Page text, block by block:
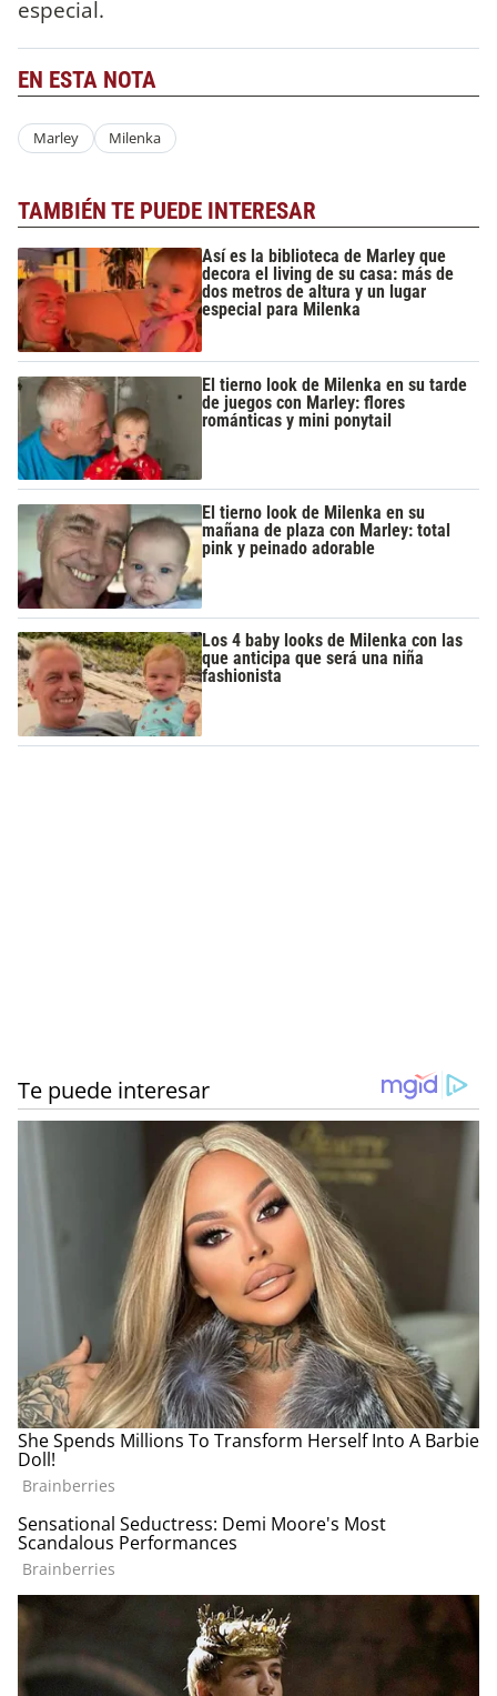
especial.
EN ESTA NOTA
Marley Milenka
TAMBIÉN TE PUEDE INTERESAR
Así es la biblioteca de Marley que
decora el living de su casa: más de
dos metros de altura y un lugar
especial para Milenka
El tierno look de Milenka en su tarde
de juegos con Marley: flores
románticas y mini ponytail
El tierno look de Milenka en su
mañana de plaza con Marley: total
pink y peinado adorable
Los 4 baby looks de Milenka con las
que anticipa que será una niña
fashionista